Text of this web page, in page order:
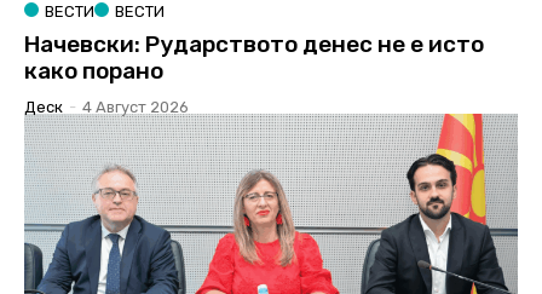
ВЕСТИ ВЕСТИ
Начевски: Рударството денес не е исто
како порано
Деск - 4 Август 2026